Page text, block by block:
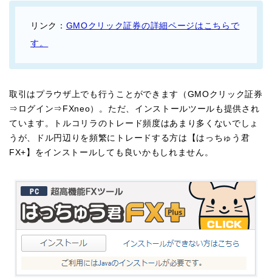
リンク： GMOクリック証券の詳細ページはこちらで
す。
取引はプラウザ上でも行うことができます（GMOクリック証券
⇒ログイン⇒FXneo）。ただ、インストールツールも提供され
ています。トルコリラのトレード頻度はあまり多くないでしょ
うが、ドル円辺りを頻繁にトレードする方は【はっちゅう君
FX+】をインストールしても良いかもしれません。